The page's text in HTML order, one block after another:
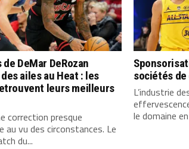
DeMar DeRozan
ailes au Heat : les
leurs meilleurs
correction presque
au vu des circonstances. Le
du...
sociétés
L’industrie
le domaine